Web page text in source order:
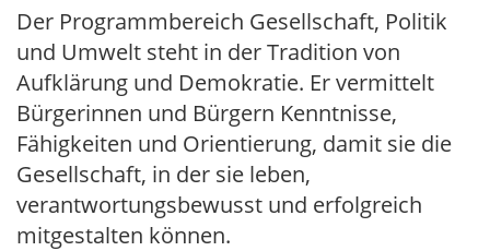
Der Programmbereich Gesellschaft, Politik
und Umwelt steht in der Tradition von
Aufklärung und Demokratie. Er vermittelt
Bürgerinnen und Bürgern Kenntnisse,
Fähigkeiten und Orientierung, damit sie die
Gesellschaft, in der sie leben,
verantwortungsbewusst und erfolgreich
mitgestalten können.